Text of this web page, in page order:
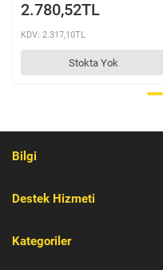
2.780,52TL
KDV: 2.317,10TL
Stokta Yok
Bilgi
Destek Hizmeti
Kategoriler